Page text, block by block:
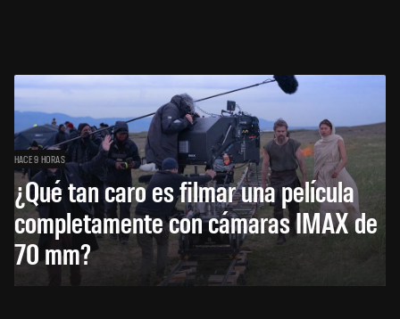
HACE 9 HORAS
¿Qué tan caro es filmar una película
completamente con cámaras IMAX de
70 mm?